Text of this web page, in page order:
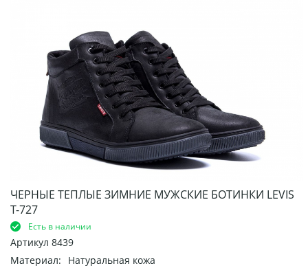
ЧЕРНЫЕ ТЕПЛЫЕ ЗИМНИЕ МУЖСКИЕ БОТИНКИ LEVIS
Т-727
Есть в наличии
Артикул 8439
Материал:
Натуральная кожа